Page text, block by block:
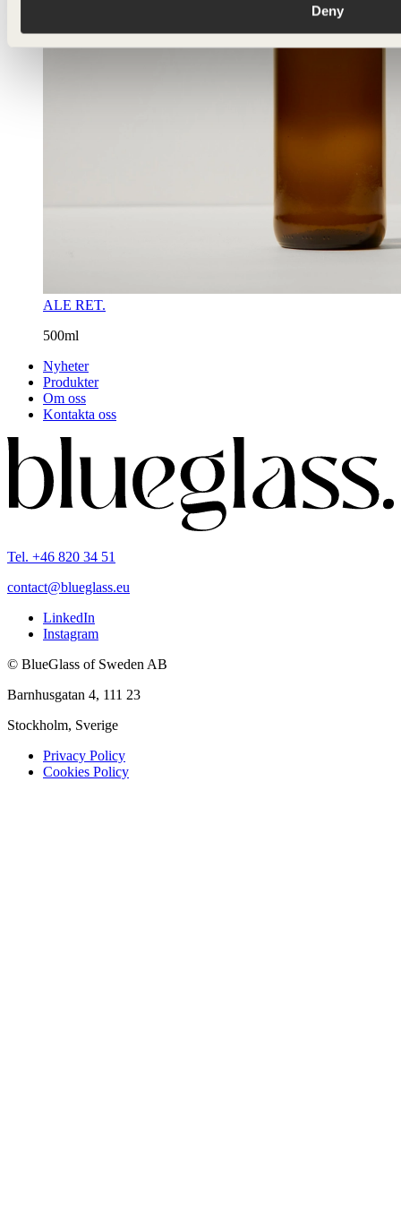
Deny
ALE RET.
500ml
Nyheter
Produkter
Om oss
Kontakta oss
Tel. +46 820 34 51
contact@blueglass.eu
LinkedIn
Instagram
© BlueGlass of Sweden AB
Barnhusgatan 4, 111 23
Stockholm, Sverige
Privacy Policy
Cookies Policy